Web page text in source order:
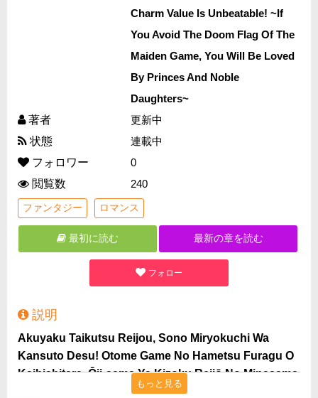
Charm Value Is Unbeatable! ~If
You Avoid The Doom Flag Of The
Maiden Game, You Will Be Loved
By Princes And Noble
Daughters~
著者
更新中
状態
連載中
フォロワー
0
閲覧数
240
ファンタジー ロマンス
最初に読む 最新の章を読む
フォロー
説明
Akuyaku Taikutsu Reijou, Sono Miryokuchi Wa
Kansuto Desu! Otome Game No Hametsu Furagu O
Kaihishitara, Ōji-sama Ya Kizoku Reijō No Minasama
Ni Somawarete Raw free
もっと見る